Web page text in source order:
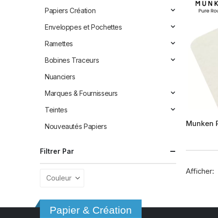
produit
Les
être
Munken
Afficher:
Papiers Création
Enveloppes et Pochettes
Ramettes
Bobines Traceurs
Nuanciers
Marques & Fournisseurs
Teintes
Nouveautés Papiers
Filtrer Par
Papier & Création